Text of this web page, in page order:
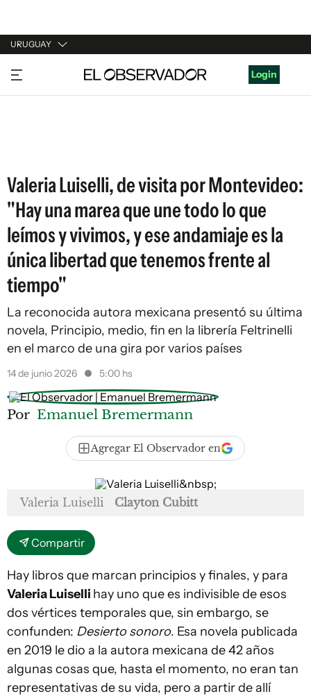
URUGUAY
URUGUAY
ARGENTINA
Login
Valeria Luiselli, de visita por Montevideo:
"Hay una marea que une todo lo que
leímos y vivimos, y ese andamiaje es la
única libertad que tenemos frente al
tiempo"
La reconocida autora mexicana presentó su última
novela, Principio, medio, fin en la librería Feltrinelli
en el marco de una gira por varios países
14 de junio 2026 5:00 hs
Por Emanuel Bremermann
Agregar El Observador en
Valeria Luiselli Clayton Cubitt
Compartir
Hay libros que marcan principios y finales, y para
Valeria Luiselli hay uno que es indivisible de esos
dos vértices temporales que, sin embargo, se
confunden: Desierto sonoro. Esa novela publicada
en 2019 le dio a la autora mexicana de 42 años
algunas cosas que, hasta el momento, no eran tan
representativas de su vida, pero a partir de allí